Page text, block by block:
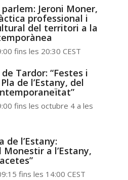
Jeroni Moner,
professional i
del territori a la
fins les 20:30 CEST
de Tardor: “Festes i
de l’Estany, del
fins les octubre 4 a les
de l’Estany:
Monestir a l’Estany,
fins les 14:00 CEST